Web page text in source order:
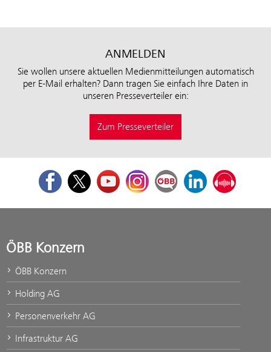
ANMELDEN
Sie wollen unsere aktuellen Medienmitteilungen automatisch
per E-Mail erhalten? Dann tragen Sie einfach Ihre Daten in
unseren Presseverteiler ein:
Zum Presseverteiler
FacebookTwitterYoutubeInstagramÖBB Corporate Blog
LinkedInPodcast
ÖBB Konzern
ÖBB Konzern
Holding AG
Personenverkehr AG
Infrastruktur AG